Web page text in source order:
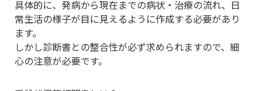
具体的に、発病から現在までの病状・治療の流れ、日
常生活の様子が目に見えるように作成する必要があり
ます。
しかし診断書との整合性が必ず求められますので、細
心の注意が必要です。